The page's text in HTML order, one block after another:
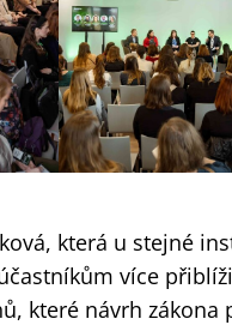
která u stejné
více
které návrh zákona